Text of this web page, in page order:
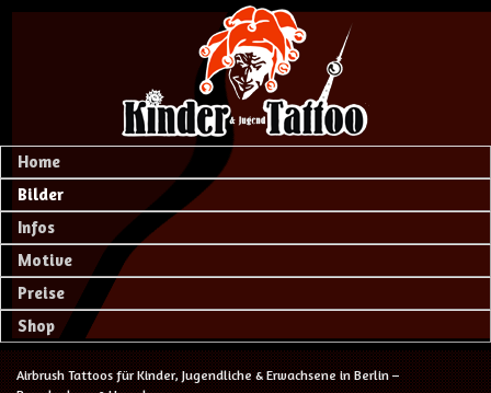
Home
Bilder
Infos
Motive
Preise
Shop
Airbrush Tattoos für Kinder, Jugendliche & Erwachsene in Berlin –